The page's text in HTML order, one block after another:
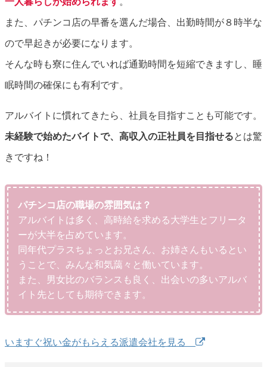
また、パチンコ店の早番を選んだ場合、出勤時間が８時半な
ので早起きが必要になります。
そんな時も寮に住んでいれば通勤時間を短縮できますし、睡
眠時間の確保にも有利です。
アルバイトに慣れてきたら、社員を目指すことも可能です。
未経験で始めたバイトで、高収入の正社員を目指せるとは驚
きですね！
パチンコ店の職場の雰囲気は？
アルバイトは多く、高時給を求める大学生とフリータ
ーが大半を占めています。
同年代プラスちょっとお兄さん、お姉さんもいるとい
うことで、みんな和気藹々と働いています。
また、男女比のバランスも良く、出会いの多いアルバ
イト先としても期待できます。
いますぐ祝い金がもらえる派遣会社を見る